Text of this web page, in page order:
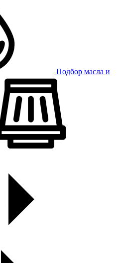
Подбор масла и